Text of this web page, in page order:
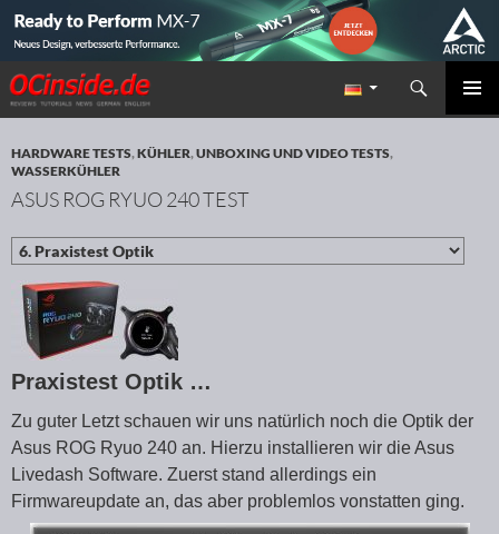
Redaktion ocinside.de PC Hardware Portal
Suchen
ZUM INHALT SPRINGEN
HARDWARE TESTS,KÜHLER,UNBOXING UND VIDEO TESTS,
WASSERKÜHLER
ASUS ROG RYUO 240 TEST
Praxistest Optik …
Zu guter Letzt schauen wir uns natürlich noch die Optik der
Asus ROG Ryuo 240 an. Hierzu installieren wir die Asus
Livedash Software. Zuerst stand allerdings ein
Firmwareupdate an, das aber problemlos vonstatten ging.